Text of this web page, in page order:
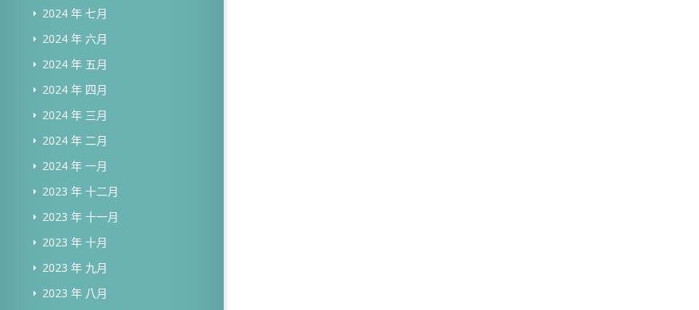
2024 年 七月
2024 年 六月
2024 年 五月
2024 年 四月
2024 年 三月
2024 年 二月
2024 年 一月
2023 年 十二月
2023 年 十一月
2023 年 十月
2023 年 九月
2023 年 八月